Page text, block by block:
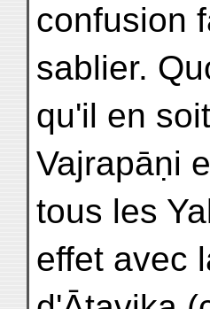
confusion
sablier.
qu'il en
Vajrapāṇi
tous les
effet avec